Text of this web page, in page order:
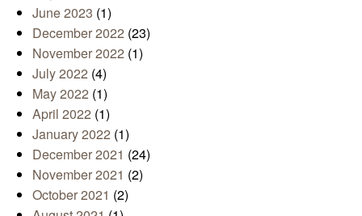
June 2023 (1)
December 2022 (23)
November 2022 (1)
July 2022 (4)
May 2022 (1)
April 2022 (1)
January 2022 (1)
December 2021 (24)
November 2021 (2)
October 2021 (2)